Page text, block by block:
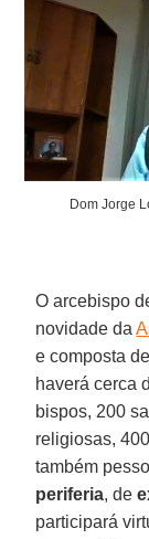
Dom Jorge
O arcebispo
novidade da
e composta
haverá cerca
bispos, 200
religiosas,
também
periferia, de
participará